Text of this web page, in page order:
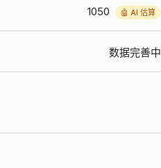
1050 🤖 AI 估算
数据完善中